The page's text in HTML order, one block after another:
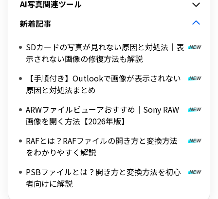
AI写真関連ツール
新着記事
SDカードの写真が見れない原因と対処法｜表
示されない画像の修復方法も解説
【手順付き】Outlookで画像が表示されない
原因と対処法まとめ
ARWファイルビューアおすすめ｜Sony RAW
画像を開く方法【2026年版】
RAFとは？RAFファイルの開き方と変換方法
をわかりやすく解説
PSBファイルとは？開き方と変換方法を初心
者向けに解説